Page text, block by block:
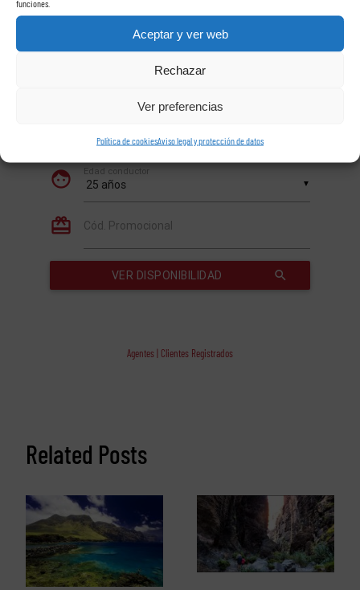
funciones.
Aceptar y ver web
Rechazar
Ver preferencias
Política de cookiesAviso legal y protección de datos
Agentes | Clientes Registrados
Related Posts